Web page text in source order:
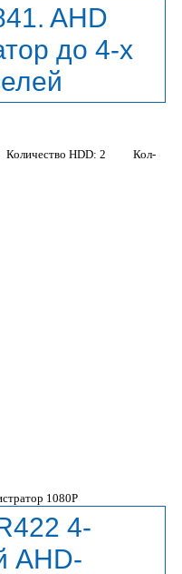
AHD
до 4-х
Количество HDD: 2 Кол-
4-
AHD-